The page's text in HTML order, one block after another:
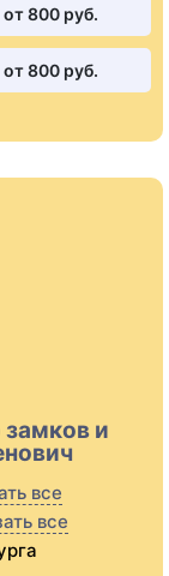
от 800 pуб.
от 800 pуб.
и
все
все